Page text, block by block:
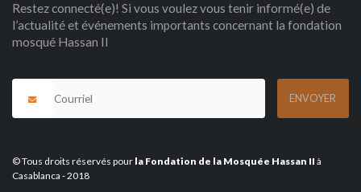
Restez connecté(e)! Si vous voulez vous tenir informé(e) de
l’actualité et événements importants concernant la fondation
mosqué Hassan II
© Tous droits réservés pour la Fondation de la Mosquée Hassan II à
Casablanca - 2018